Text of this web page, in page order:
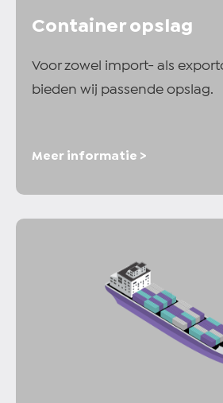
Container opslag
Voor zowel import- als
bieden wij passende opslag.
Meer informatie >